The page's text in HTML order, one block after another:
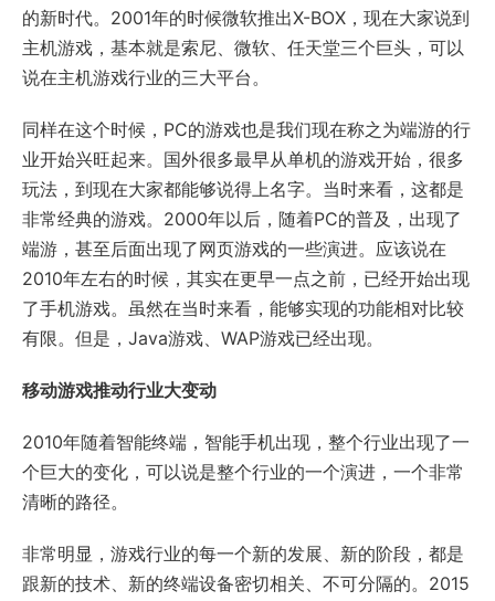
的新时代。2001年的时候微软推出X-BOX，现在大家说到
主机游戏，基本就是索尼、微软、任天堂三个巨头，可以
说在主机游戏行业的三大平台。
同样在这个时候，PC的游戏也是我们现在称之为端游的行
业开始兴旺起来。国外很多最早从单机的游戏开始，很多
玩法，到现在大家都能够说得上名字。当时来看，这都是
非常经典的游戏。2000年以后，随着PC的普及，出现了
端游，甚至后面出现了网页游戏的一些演进。应该说在
2010年左右的时候，其实在更早一点之前，已经开始出现
了手机游戏。虽然在当时来看，能够实现的功能相对比较
有限。但是，Java游戏、WAP游戏已经出现。
移动游戏推动行业大变动
2010年随着智能终端，智能手机出现，整个行业出现了一
个巨大的变化，可以说是整个行业的一个演进，一个非常
清晰的路径。
非常明显，游戏行业的每一个新的发展、新的阶段，都是
跟新的技术、新的终端设备密切相关、不可分隔的。2015